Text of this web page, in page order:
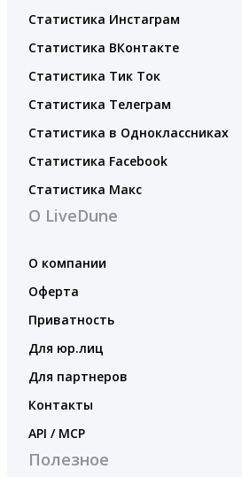
Статистика Инстаграм
Статистика ВКонтакте
Статистика Тик Ток
Статистика Телеграм
Статистика в Одноклассниках
Статистика Facebook
Статистика Макс
О LiveDune
О компании
Оферта
Приватность
Для юр.лиц
Для партнеров
Контакты
API / MCP
Полезное